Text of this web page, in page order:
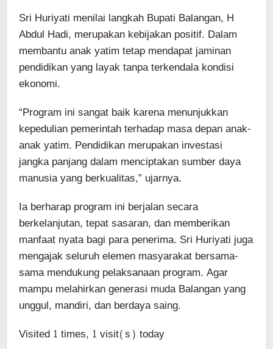
Sri Huriyati menilai langkah Bupati Balangan, H
Abdul Hadi, merupakan kebijakan positif. Dalam
membantu anak yatim tetap mendapat jaminan
pendidikan yang layak tanpa terkendala kondisi
ekonomi.
“Program ini sangat baik karena menunjukkan
kepedulian pemerintah terhadap masa depan anak-
anak yatim. Pendidikan merupakan investasi
jangka panjang dalam menciptakan sumber daya
manusia yang berkualitas,” ujarnya.
Ia berharap program ini berjalan secara
berkelanjutan, tepat sasaran, dan memberikan
manfaat nyata bagi para penerima. Sri Huriyati juga
mengajak seluruh elemen masyarakat bersama-
sama mendukung pelaksanaan program. Agar
mampu melahirkan generasi muda Balangan yang
unggul, mandiri, dan berdaya saing.
Visited 1 times, 1 visit(s) today